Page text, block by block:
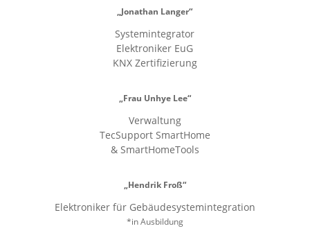
„Jonathan Langer“
Systemintegrator
Elektroniker EuG
KNX Zertifizierung
„Frau Unhye Lee“
Verwaltung
TecSupport SmartHome
& SmartHomeTools
„Hendrik Froß“
Elektroniker für Gebäudesystemintegration
*in Ausbildung